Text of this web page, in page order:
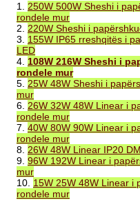
1. 250W 500W Sheshi i
rondele mur
2. 220W Sheshi i
3. 155W IP65 rreshqitës i
LED
4. 108W 216W Sheshi i
rondele mur
5. 25W 48W Sheshi i
mur
6. 26W 32W 48W Linear i
rondele mur
7. 40W 80W 90W Linear i
rondele mur
8. 26W 48W Linear IP20
9. 96W 192W Linear i
mur
10. 15W 25W 48W Linear i
rondele mur